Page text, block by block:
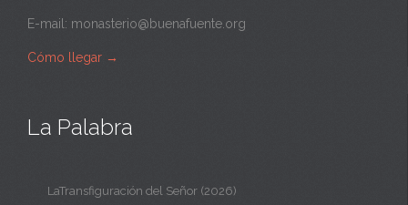
E-mail: monasterio@buenafuente.org
Cómo llegar →
La Palabra
LaTransfiguración del Señor (2026)